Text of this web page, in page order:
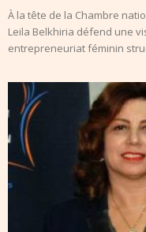
À la tête de la Chambre
Leila Belkhiria défend une
entrepreneuriat féminin